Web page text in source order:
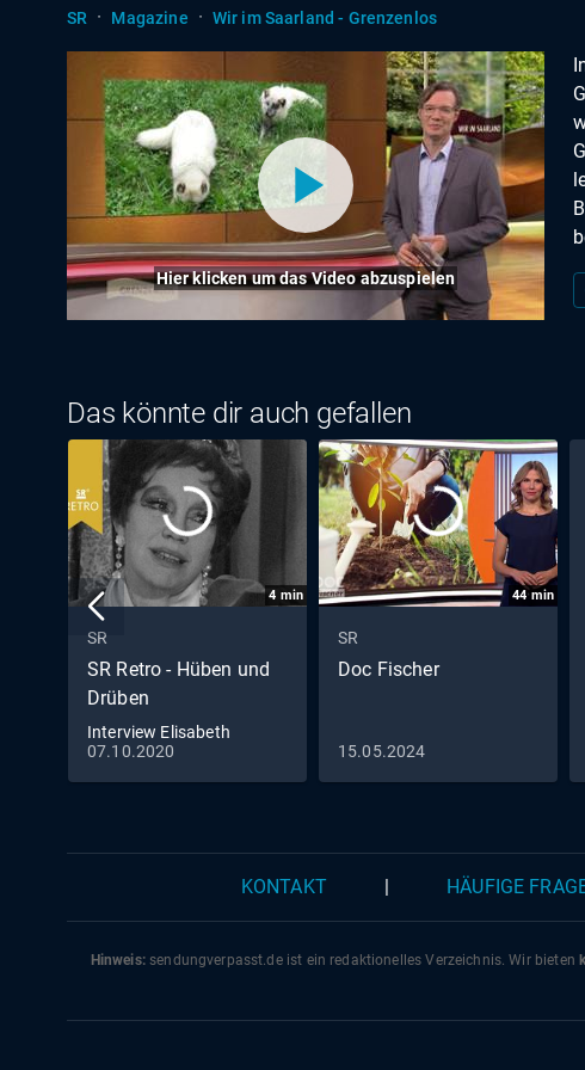
SR · Magazine · Wir im Saarland - Grenzenlos
Hier klicken um das Video abzuspielen
Das könnte dir auch gefallen
4 min
SR
SR Retro - Hüben und
Drüben
Interview Elisabeth
Flickenschildt
07.10.2020
44min
SR
Doc Fischer
15.05.2024
KONTAKT HÄUFIGE
Hinweis:sendungverpasst.deist ein redaktionelles Verzeichnis. Wir bieten